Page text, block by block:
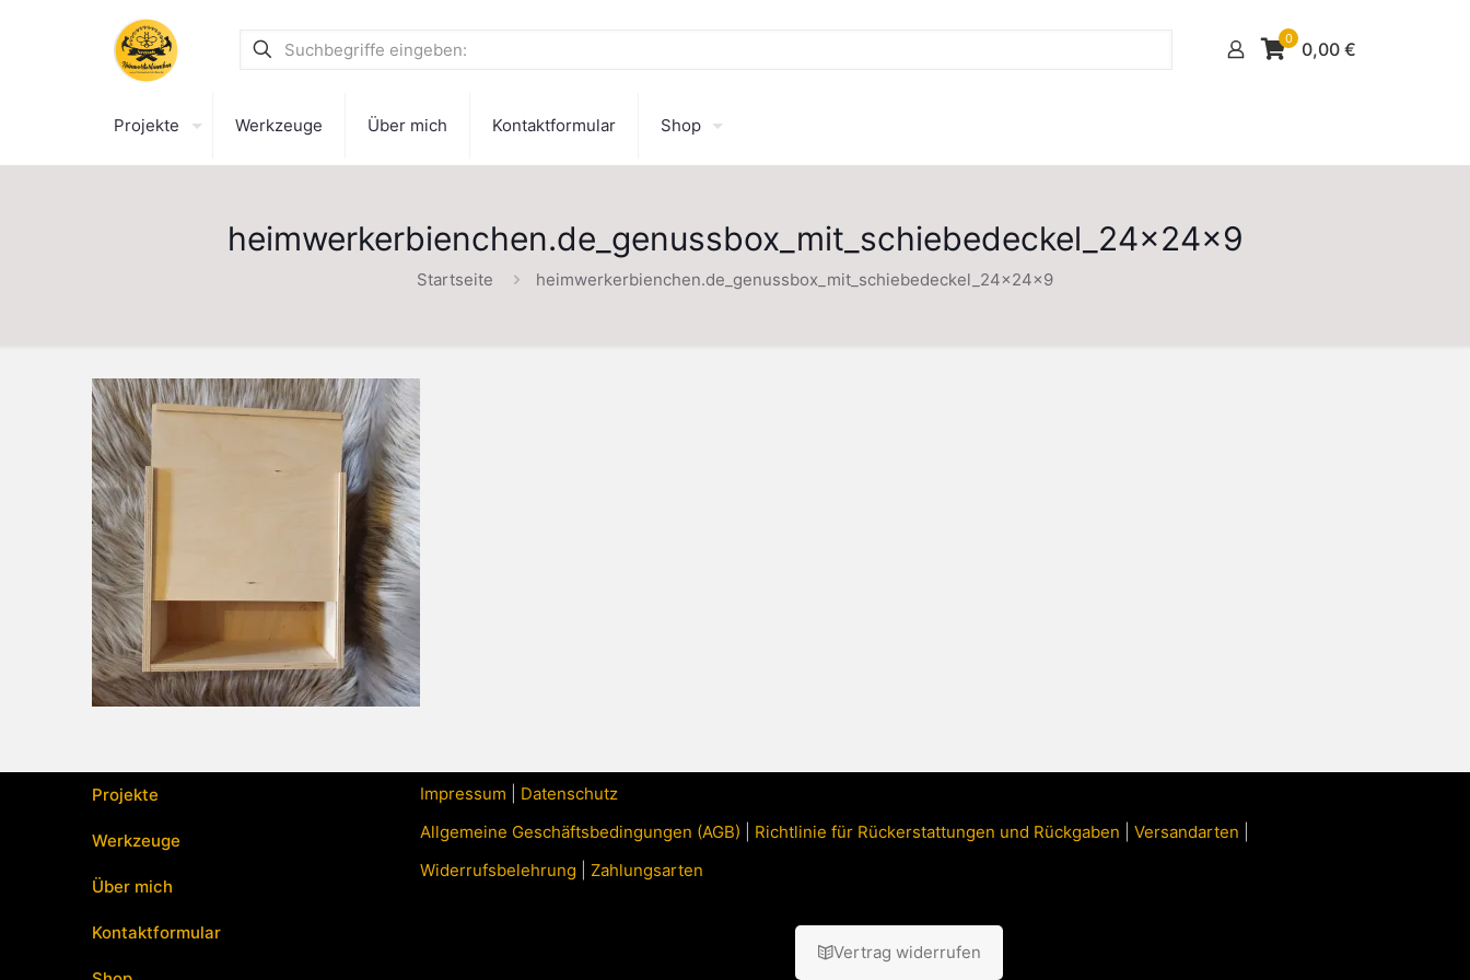
0 0,00 €
Projekte Werkzeuge Über mich Kontaktformular Shop
heimwerkerbienchen.de_genussbox_mit_schiebedeckel_24x24x9
Startseite heimwerkerbienchen.de_genussbox_mit_schiebedeckel_24x24x9
Projekte
Werkzeuge
Über mich
Kontaktformular
Impressum
Datenschutz
Allgemeine Geschäftsbedingungen (AGB)
Richtlinie für Rückerstattungen und Rückgaben Versandarten
Widerrufsbelehrung
Zahlungsarten
Vertrag widerrufen